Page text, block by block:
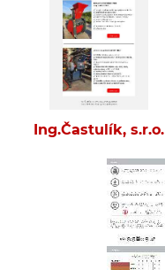
Ing.Častulík, s.r.o.